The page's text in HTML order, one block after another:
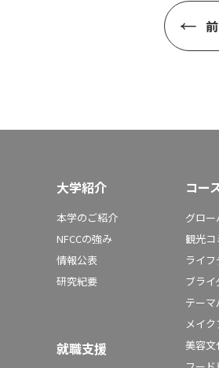
大学紹介
本学のご紹介
NFCCの強み
情報公表
研究紀要
就職支援
コー
グロー
観光
ライ
ブライ
テー
メイ
美容文